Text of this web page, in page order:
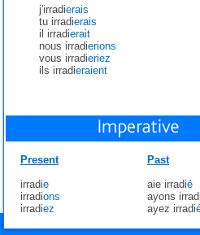
j'irradierais
tu irradierais
il irradierait
nous irradierions
vous irradieriez
ils irradieraient
Present
irradie
irradions
irradiez
Past
aie irradié
ayons irradi
ayez irradi